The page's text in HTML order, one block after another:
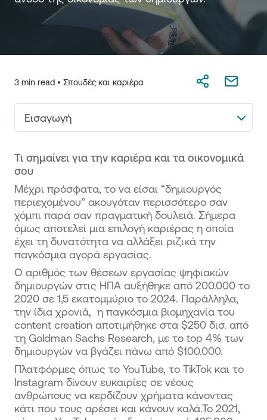
3 min read • Σπουδές και καριέρα
Εισαγωγή
Τι σημαίνει για την καριέρα και τα οικονομικά
σου
Μέχρι πρόσφατα, το να είσαι “δημιουργός
περιεχομένου” ακουγόταν περισσότερο σαν
χόμπι παρά σαν πραγματική δουλειά. Σήμερα
όμως αποτελεί μια επιλογή καριέρας η οποία
έχει τη δυνατότητα να αλλάξει ριζικά την
παγκόσμια αγορά εργασίας.
Ο αριθμός των θέσεων εργασίας ψηφιακών
δημιουργών στις ΗΠΑ αυξήθηκε από 200.000 το
2020 σε 1,5 εκατομμύριο το 2024. Παράλληλα,
την ίδια χρονιά, η παγκόσμια βιομηχανία του
content creation αποτιμήθηκε στα $250 δισ. από
τη Goldman Sachs Research, με το top 4% των
δημιουργών να βγάζει πάνω από $100.000.
Πλατφόρμες όπως το YouTube, το TikTok και το
Instagram δίνουν ευκαιρίες σε νέους
ανθρώπους να κερδίζουν χρήματα κάνοντας
κάτι που τους αρέσει και κάνουν καλά.Το 2021,